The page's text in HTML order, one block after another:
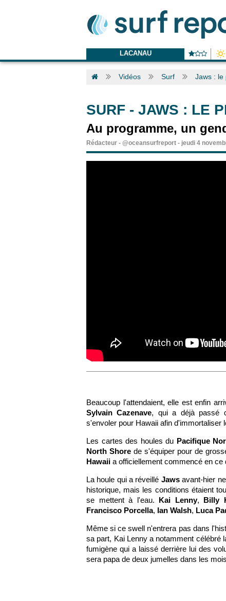
LACANAU
Vidéos Surf Jaws : le
SURF - JAWS : LE
Au programme, un
Rédacteur - @oceansurfreport - jeudi 4
Beaucoup l'attendaient, elle est enfin
Sylvain Cazenave, qui a déjà passé
s'envoler pour Hawaii afin d'immortaliser
Les cartes des houles du Pacifique
North Shorede s'équiper pour de
Hawaii a officiellement commencé en ce
La houle qui a réveillé Jawsavant-hier
historique, mais les conditions étaient
se mettent à l'eau. Kai Lenny, Billy
Francisco Porcella, Ian Walsh, Luca
Même si ce swell n'entrera pas dans
sa part, Kai Lenny a notamment célébré
fumigène qui a laissé derrière lui des
sera papa de deux jumelles dans les